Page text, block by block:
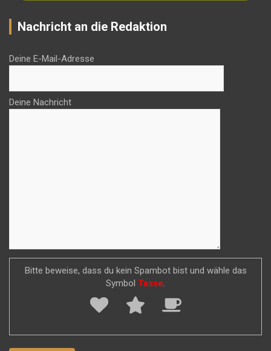
Nachricht an die Redaktion
Deine E-Mail-Adresse
Deine Nachricht
Bitte beweise, dass du kein Spambot bist und wähle das
Symbol Tasse.